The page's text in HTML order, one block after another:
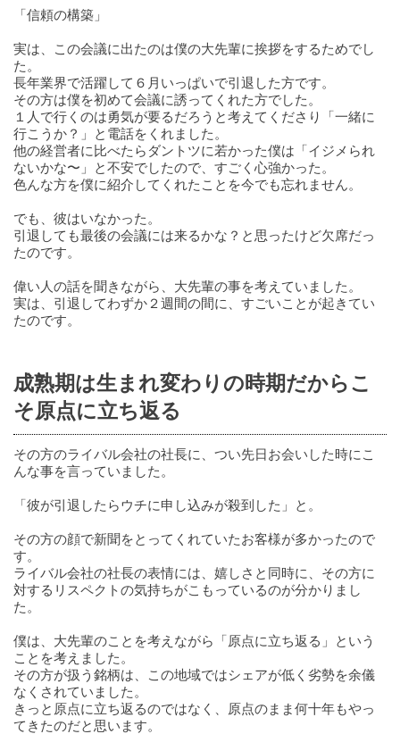
「信頼の構築」
実は、この会議に出たのは僕の大先輩に挨拶をするためでし
た。
長年業界で活躍して６月いっぱいで引退した方です。
その方は僕を初めて会議に誘ってくれた方でした。
１人で行くのは勇気が要るだろうと考えてくださり「一緒に
行こうか？」と電話をくれました。
他の経営者に比べたらダントツに若かった僕は「イジメられ
ないかな〜」と不安でしたので、すごく心強かった。
色んな方を僕に紹介してくれたことを今でも忘れません。
でも、彼はいなかった。
引退しても最後の会議には来るかな？と思ったけど欠席だっ
たのです。
偉い人の話を聞きながら、大先輩の事を考えていました。
実は、引退してわずか２週間の間に、すごいことが起きてい
たのです。
成熟期は生まれ変わりの時期だからこ
そ原点に立ち返る
その方のライバル会社の社長に、つい先日お会いした時にこ
んな事を言っていました。
「彼が引退したらウチに申し込みが殺到した」と。
その方の顔で新聞をとってくれていたお客様が多かったので
す。
ライバル会社の社長の表情には、嬉しさと同時に、その方に
対するリスペクトの気持ちがこもっているのが分かりまし
た。
僕は、大先輩のことを考えながら「原点に立ち返る」という
ことを考えました。
その方が扱う銘柄は、この地域ではシェアが低く劣勢を余儀
なくされていました。
きっと原点に立ち返るのではなく、原点のまま何十年もやっ
てきたのだと思います。